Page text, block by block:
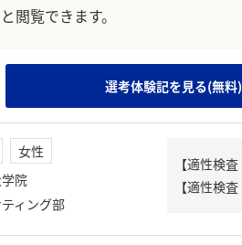
閲覧できます。
選考体験記を見る(無料)
女性
院
ィング部